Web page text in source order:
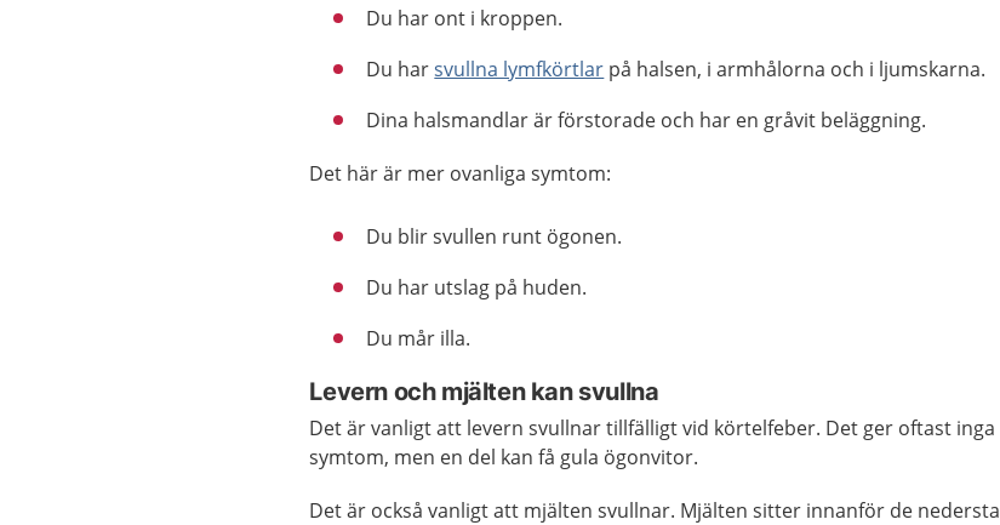
Du har ont i kroppen.
Du harsvullna lymfkörtlar på halsen, i armhålorna och i ljumskarna.
Dina halsmandlar är förstorade och har en gråvit beläggning.
Det här är mer ovanliga symtom:
Du blir svullen runt ögonen.
Du har utslag på huden.
Du mår illa.
Levern och mjälten kan svullna
Det är vanligt att levern svullnar tillfälligt vid körtelfeber. Det ger oftast inga
symtom, men en del kan få gula ögonvitor.
Det är också vanligt att mjälten svullnar. Mjälten sitter innanför de nedersta